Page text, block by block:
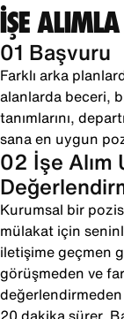
İŞE
01 Başvuru
Farklı arka
alanlarda beceri,
tanımlarını,
sana en uygun
02 İşe Alım
Kurumsal bir
mülakat için
iletişime geçmen
görüşmeden ve